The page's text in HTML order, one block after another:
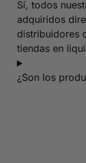
Sí, todos
adquiridos
distribuidores
tiendas en
¿Son los